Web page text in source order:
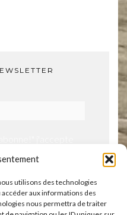
utilisons des technologies
aux informations des
nous permettra de traiter